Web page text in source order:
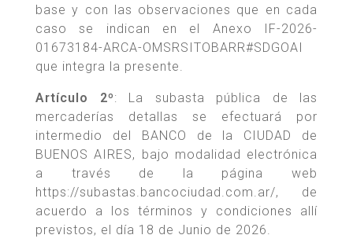
base y con las observaciones que en cada
caso se indican en el Anexo IF-2026-
01673184-ARCA-OMSRSITOBARR#SDGOAI
que integra la presente.
Artículo 2º: La subasta pública de las
mercaderías detallas se efectuará por
intermedio del BANCO de la CIUDAD de
BUENOS AIRES, bajo modalidad electrónica
a través de la página web
https://subastas.bancociudad.com.ar/, de
acuerdo a los términos y condiciones allí
previstos, el día 18 de Junio de 2026.